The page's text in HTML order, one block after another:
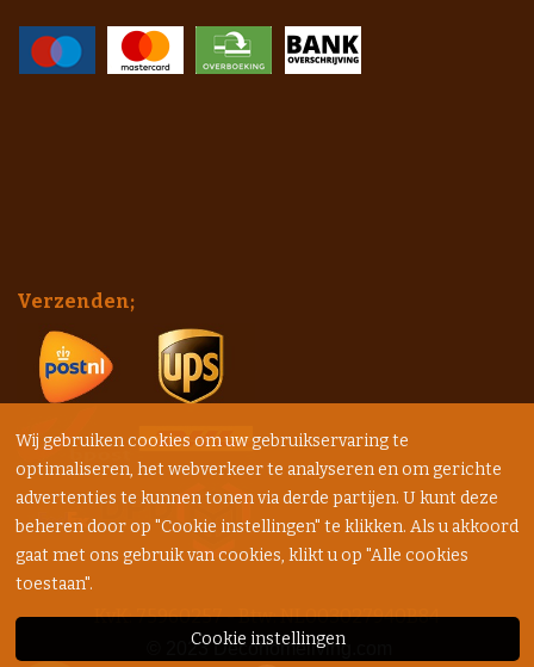
Verzenden;
KvK: 75960257 - Btw: NL003027940B84
© 2023Decohomeliving.com
Wij gebruiken cookies om uw gebruikservaring te
optimaliseren, het webverkeer te analyseren en om gerichte
advertenties te kunnen tonen via derde partijen. U kunt deze
beheren door op "Cookie instellingen" te klikken. Als u akkoord
gaat met ons gebruik van cookies, klikt u op "Alle cookies
toestaan".
Cookie instellingen